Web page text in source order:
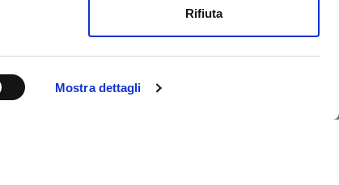
Mostra dettagli
Rifiuta